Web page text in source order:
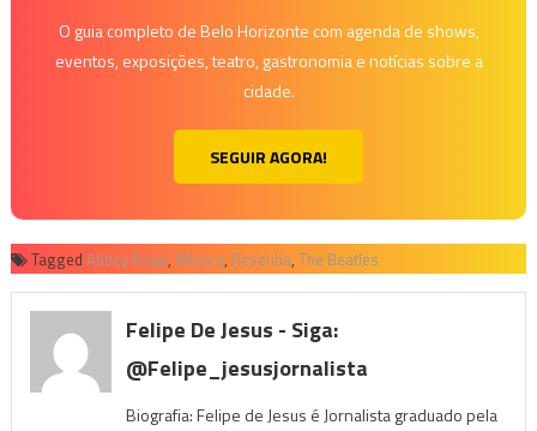
O guia completo de Belo Horizonte com agenda de shows,
eventos, exposições, teatro, gastronomia e notícias sobre a
cidade.
SEGUIR AGORA!
Tagged Abbey Road, Música, Resenha, The Beatles
Felipe De Jesus - Siga:
@felipe_jesusjornalista
Biografia: Felipe de Jesus é Jornalista graduado pela